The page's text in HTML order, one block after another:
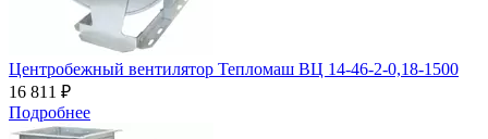
Центробежный вентилятор Тепломаш ВЦ 14-46-2-0,18-1500
16 811 ₽
Подробнее